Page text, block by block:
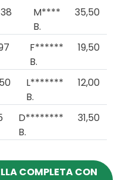
38
M****
B.
35,50
F******
B.
19,50
L*******
B.
12,00
D********
B.
31,50
COMPLETA CON